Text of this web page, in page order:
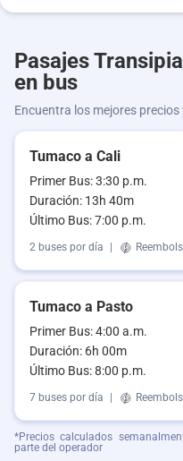
Pasajes
en bus
Encuentra los mejores
Tumaco a Cali
Primer Bus: 3:30 p.m.
Duración: 13h 40m
Último Bus: 7:00 p.m.
2 buses por día
Tumaco a Pasto
Primer Bus: 4:00 a.m.
Duración: 6h 00m
Último Bus: 8:00 p.m.
7 buses por día
*Precios calculados
parte del operador